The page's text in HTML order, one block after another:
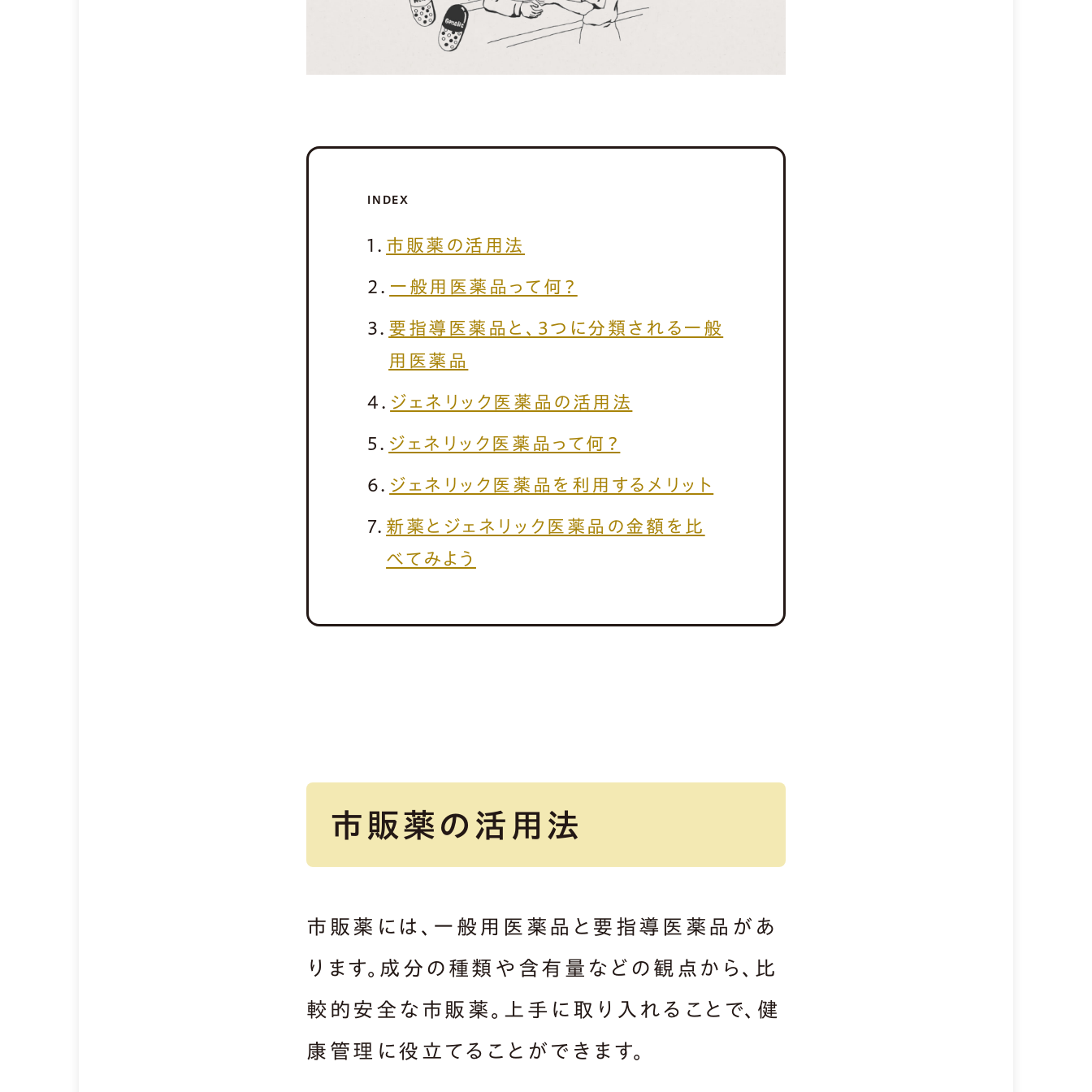
INDEX
市販薬の活用法
一般用医薬品って何？
要指導医薬品と、３つに分類される一般
用医薬品
ジェネリック医薬品の活用法
ジェネリック医薬品って何？
ジェネリック医薬品を利用するメリット
新薬とジェネリック医薬品の金額を比
べてみよう
市販薬の活用法
市販薬には、一般用医薬品と要指導医薬品があ
ります。成分の種類や含有量などの観点から、比
較的安全な市販薬。上手に取り入れることで、健
康管理に役立てることができます。